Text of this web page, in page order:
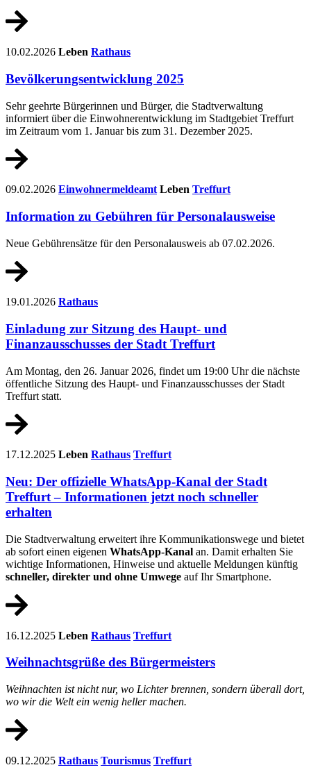
10.02.2026 Leben Rathaus
Bevölkerungsentwicklung 2025
Sehr geehrte Bürgerinnen und Bürger, die Stadtverwaltung
informiert über die Einwohnerentwicklung im Stadtgebiet Treffurt
im Zeitraum vom 1. Januar bis zum 31. Dezember 2025.
09.02.2026 Einwohnermeldeamt Leben Treffurt
Information zu Gebühren für Personalausweise
Neue Gebührensätze für den Personalausweis ab 07.02.2026.
19.01.2026 Rathaus
Einladung zur Sitzung des Haupt- und
Finanzausschusses der Stadt Treffurt
Am Montag, den 26. Januar 2026, findet um 19:00 Uhr die nächste
öffentliche Sitzung des Haupt- und Finanzausschusses der Stadt
Treffurt statt.
17.12.2025 Leben Rathaus Treffurt
Neu: Der offizielle WhatsApp-Kanal der Stadt
Treffurt – Informationen jetzt noch schneller
erhalten
Die Stadtverwaltung erweitert ihre Kommunikationswege und bietet
ab sofort einen eigenen WhatsApp-Kanal an. Damit erhalten Sie
wichtige Informationen, Hinweise und aktuelle Meldungen künftig
schneller, direkter und ohne Umwege auf Ihr Smartphone.
16.12.2025 Leben Rathaus Treffurt
Weihnachtsgrüße des Bürgermeisters
Weihnachten ist nicht nur, wo Lichter brennen, sondern überall dort,
wo wir die Welt ein wenig heller machen.
09.12.2025 Rathaus Tourismus Treffurt